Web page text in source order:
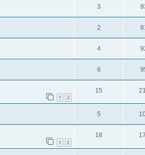
3
2
4
6
1 2
15
5
1 2
18